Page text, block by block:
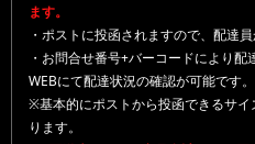
ます。
・ポストに投函されますので、配達
・お問合せ番号+バーコードにより配
WEBにて配達状況の確認が可能です。
※基本的にポストから投函できるサ
ります。